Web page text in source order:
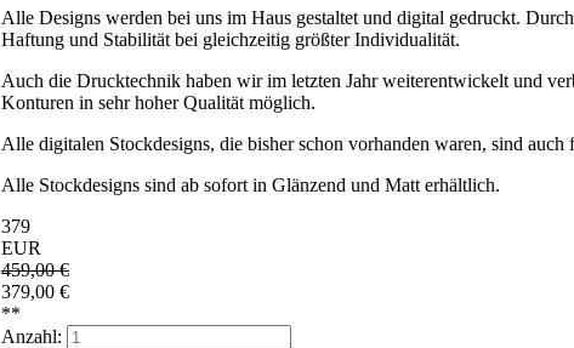
Alle Designs werden bei uns im Haus gestaltet und digital gedruckt.
Haftung und Stabilität bei gleichzeitig größter Individualität.
Auch die Drucktechnik haben wir im letzten Jahr weiterentwickelt und
Konturen in sehr hoher Qualität möglich.
Alle digitalen Stockdesigns, die bisher schon vorhanden waren, sind auch
Alle Stockdesigns sind ab sofort in Glänzend und Matt erhältlich.
379
EUR
459,00€
379,00 €
**
Anzahl: